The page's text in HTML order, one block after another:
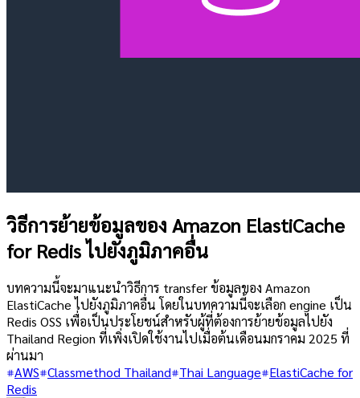
วิธีการย้ายข้อมูลของ Amazon ElastiCache
for Redis ไปยังภูมิภาคอื่น
บทความนี้จะมาแนะนำวิธีการ transfer ข้อมูลของ Amazon
ElastiCache ไปยังภูมิภาคอื่น โดยในบทความนี้จะเลือก engine เป็น
Redis OSS เพื่อเป็นประโยชน์สำหรับผู้ที่ต้องการย้ายข้อมูลไปยัง
Thailand Region ที่เพิ่งเปิดใช้งานไปเมื่อต้นเดือนมกราคม 2025 ที่
ผ่านมา
AWS Classmethod Thailand Thai Language ElastiCache for
Redis